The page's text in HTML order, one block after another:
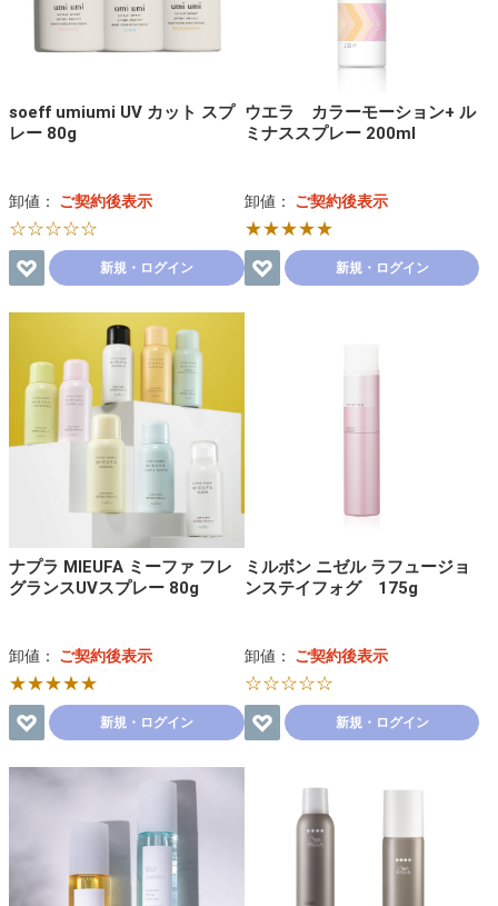
soeff umiumi UV カット スプ
レー 80g
卸値： ご契約後表示
☆☆☆☆☆
新規・ログイン
ウエラ カラーモーション+ ル
ミナススプレー 200ml
卸値： ご契約後表示
★★★★★
新規・ログイン
ナプラ MIEUFA ミーファ フレ
グランスUVスプレー 80g
卸値： ご契約後表示
★★★★★
新規・ログイン
ミルボン ニゼル ラフュージョ
ンステイフォグ 175g
卸値： ご契約後表示
☆☆☆☆☆
新規・ログイン